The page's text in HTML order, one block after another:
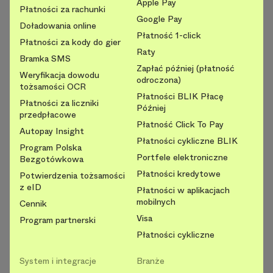
Płatności za rachunki
Doładowania online
Płatności za kody do gier
Bramka SMS
Weryfikacja dowodu
tożsamości OCR
Płatności za liczniki
przedpłacowe
Autopay Insight
Program Polska
Bezgotówkowa
Potwierdzenia tożsamości
z eID
Cennik
Program partnerski
Apple Pay
Google Pay
Płatność 1-click
Raty
Zapłać później (płatność
odroczona)
Płatności BLIK Płacę
Później
Płatność Click To Pay
Płatności cykliczne BLIK
Portfele elektroniczne
Płatności kredytowe
Płatności w aplikacjach
mobilnych
Visa
Płatności cykliczne
System i integracje
Branże